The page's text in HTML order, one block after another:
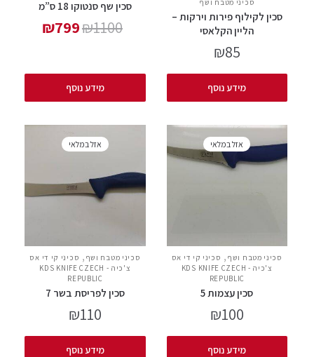
סכיני מטבח ושף
סכין לקילוף פירות וירקות –
הליין הקלאסי
₪85
מידע נוסף
סכין שף סנטוקו 18 ס”מ
₪1100
₪799
מידע נוסף
אזל במלאי
סכיני מטבח ושף , סכיני קי די אס
צ'כיה - KDS KNIFE CZECH
REPUBLIC
סכין עצמות 5
₪100
מידע נוסף
אזל במלאי
סכיני מטבח ושף , סכיני קי די אס
צ'כיה - KDS KNIFE CZECH
REPUBLIC
סכין לפריסת בשר 7
₪110
מידע נוסף